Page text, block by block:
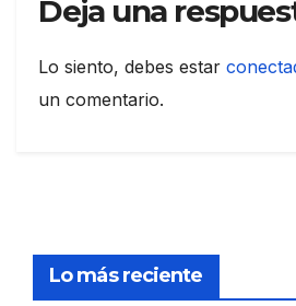
Deja una
Lo siento, debes estar
un comentario.
Lo más reciente